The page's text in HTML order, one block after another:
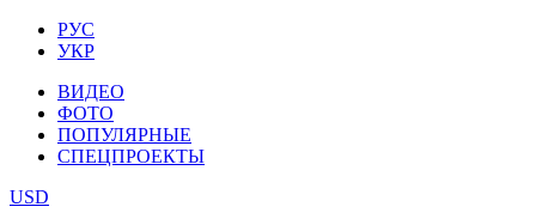
РУС
УКР
ВИДЕО
ФОТО
ПОПУЛЯРНЫЕ
СПЕЦПРОЕКТЫ
USD